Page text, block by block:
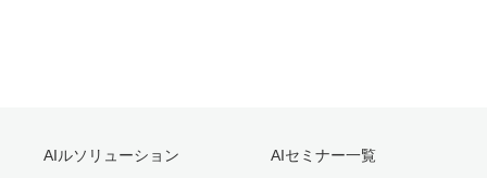
AIルソリューション AIセミナー一覧